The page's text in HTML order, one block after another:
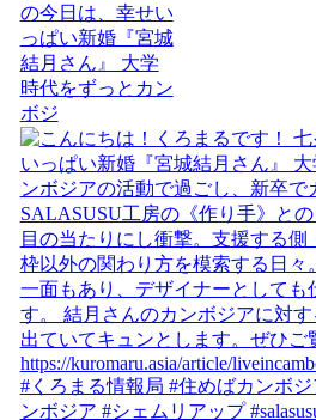
の今日は、幸せい
っぱい新婚『宮城
結月さん』 大学
時代をずっとカン
ボジ